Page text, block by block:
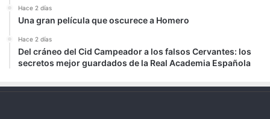
Hace 2 días
Una gran película que oscurece a Homero
Hace 2 días
Del cráneo del Cid Campeador a los falsos Cervantes: los
secretos mejor guardados de la Real Academia Española